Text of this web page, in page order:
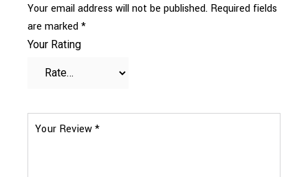
Your email address will not be published. Required fields
are marked*
Your Rating